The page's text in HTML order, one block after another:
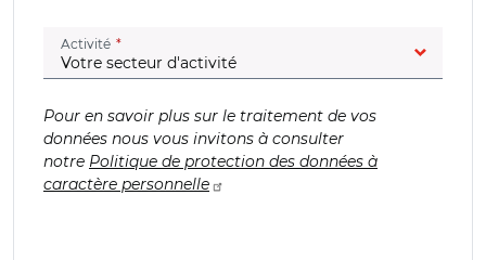
Activité (champ obligatoire)
Pour en savoir plus sur le traitement de vos
données nous vous invitons à consulter
notre Politique de protection des données à
caractère personnelle